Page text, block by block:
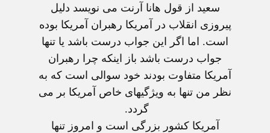
سعید از قول هانا آرنت می نویسد دلیل
پیروزی انقلاب در آمریکا رهبران آمریکا بوده
است. اما اگر این جواب درست باشد یا تنها
جواب درست باشد باز اینکه چرا رهبران
آمریکا متفاوت بودند خود سوالی است که به
نظر من تنها به ویژگیهای خاص آمریکا بر می
گردد.
آمریکا کشور بزرگی است و امروز تنها